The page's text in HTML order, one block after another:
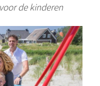
de kinderen